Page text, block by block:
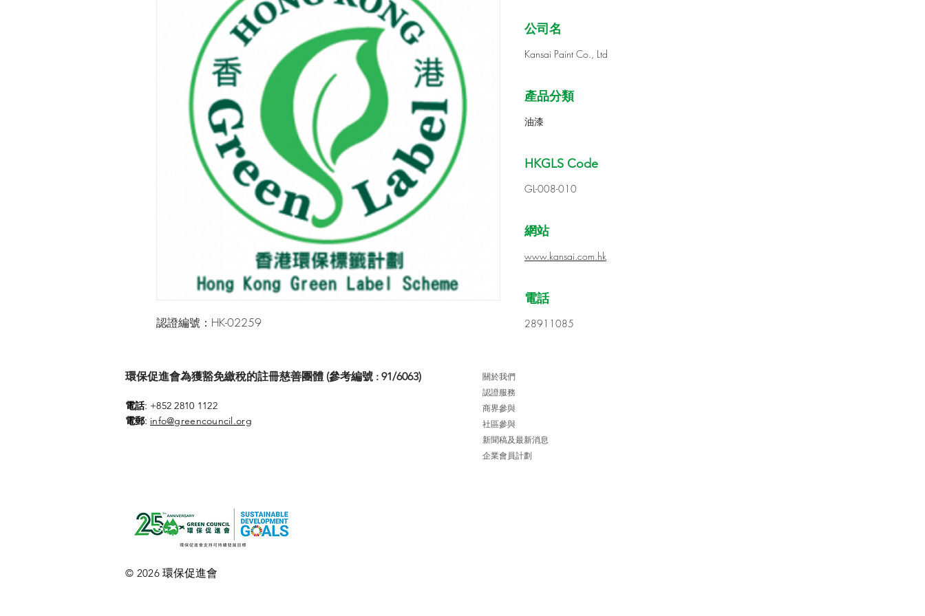
認證編號：HK-02259
公司名
Kansai Paint Co., Ltd
產品分類
油漆
HKGLS Code
GL-008-010
網站
www.kansai.com.hk
電話
28911085
環保促進會為獲豁免繳稅的註冊慈善團體 (參考編號 : 91/6063)
電話: +852 2810 1122
電郵: info@greencouncil.org
關於我們
認證服務
商界參與
社區參與
新聞稿及最新消息
企業會員計劃
© 2026環保促進會